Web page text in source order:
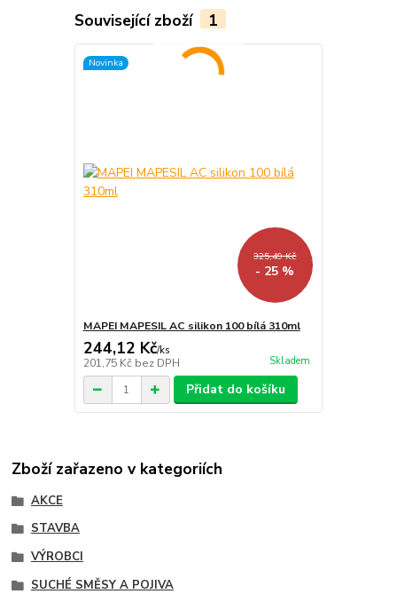
Související zboží 1
Novinka
325,49 Kč
- 25 %
MAPEI MAPESIL AC silikon 100 bílá 310ml
244,12 Kč/ks
201,75 Kč bez DPH Skladem
Přidat do košíku
Zboží zařazeno v kategoriích
AKCE
STAVBA
VÝROBCI
SUCHÉ SMĚSY A POJIVA